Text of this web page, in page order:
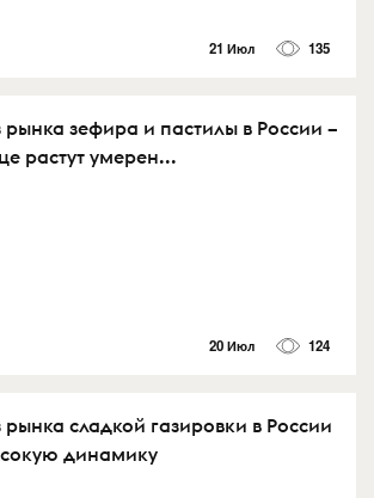
21 Июл 135
зефира и пастилы в России –
растут умерен...
20 Июл 124
сладкой газировки в России
динамику